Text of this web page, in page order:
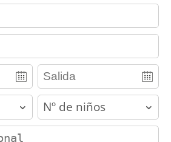
children